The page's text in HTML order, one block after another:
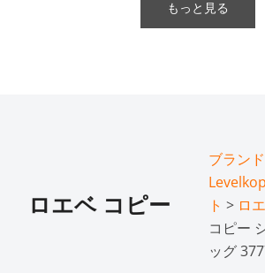
もっと見る
ロエベ コピー
ブラン
ト > ロ
コピー
ッグ